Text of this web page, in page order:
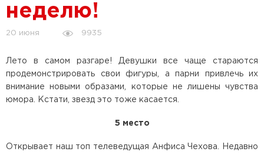
неделю!
20 июня 9935
Лето в самом разгаре! Девушки все чаще стараются
продемонстрировать свои фигуры, а парни привлечь их
внимание новыми образами, которые не лишены чувства
юмора. Кстати, звезд это тоже касается.
5 место
Открывает наш топ телеведущая Анфиса Чехова. Недавно